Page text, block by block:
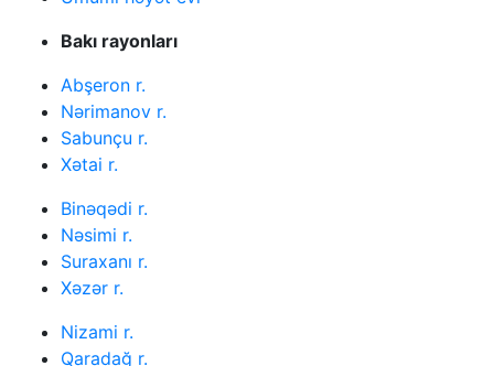
Bakı rayonları
Abşeron r.
Nərimanov r.
Sabunçu r.
Xətai r.
Binəqədi r.
Nəsimi r.
Suraxanı r.
Xəzər r.
Nizami r.
Qaradağ r.